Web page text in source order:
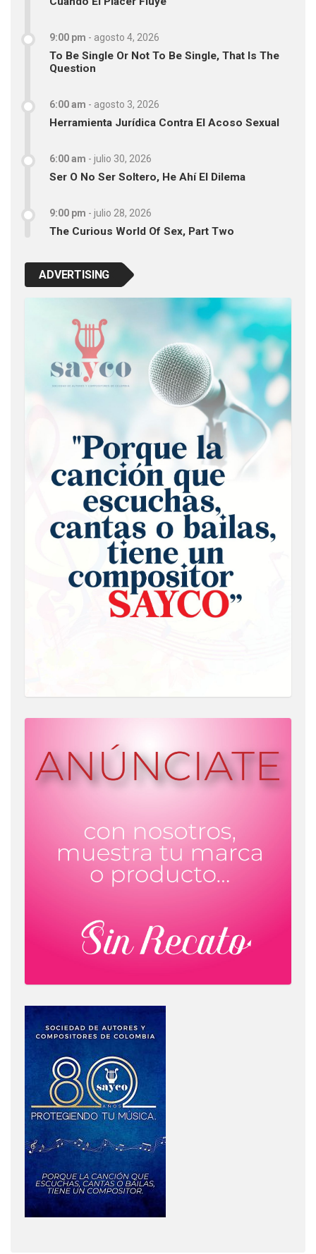
9:00 pm - agosto 4, 2026
To Be Single Or Not To Be Single, That Is The
Question
6:00 am - agosto 3, 2026
Herramienta Jurídica Contra El Acoso Sexual
6:00 am - julio 30, 2026
Ser O No Ser Soltero, He Ahí El Dilema
9:00 pm - julio 28, 2026
The Curious World Of Sex, Part Two
ADVERTISING